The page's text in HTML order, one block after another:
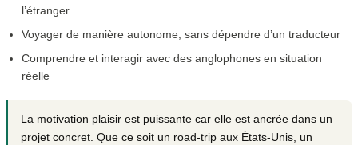
l’étranger
Voyager de manière autonome, sans dépendre d’un traducteur
Comprendre et interagir avec des anglophones en situation
réelle
La motivation plaisir est puissante car elle est ancrée dans un
projet concret. Que ce soit un road-trip aux États-Unis, un